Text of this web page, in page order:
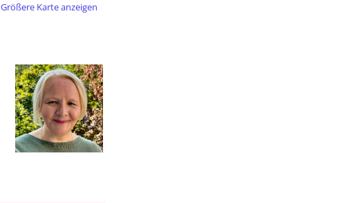
Größere Karte anzeigen